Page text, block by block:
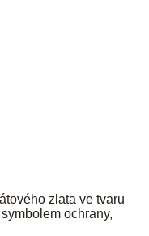
zlata ve tvaru
ochrany,